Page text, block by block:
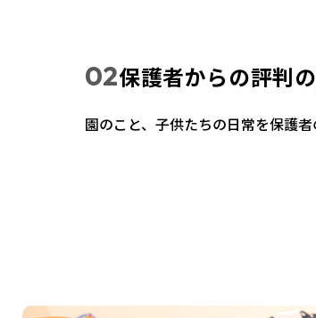
保護者からの評判
園のこと、子供たちの日常を保護